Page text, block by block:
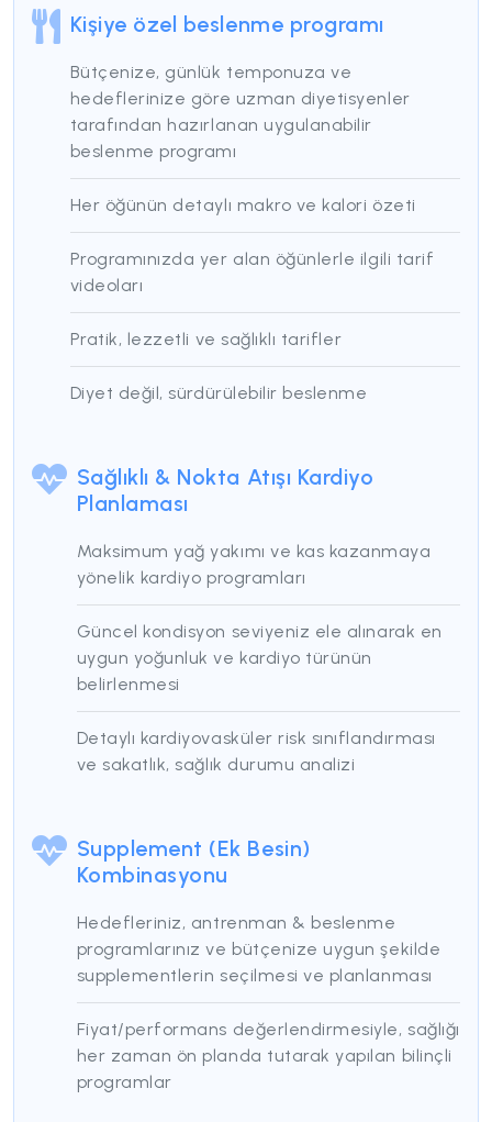
Kişiye özel beslenme programı
Bütçenize, günlük temponuza ve
hedeflerinize göre uzman diyetisyenler
tarafından hazırlanan uygulanabilir
beslenme programı
Her öğünün detaylı makro ve kalori özeti
Programınızda yer alan öğünlerle ilgili tarif
videoları
Pratik, lezzetli ve sağlıklı tarifler
Diyet değil, sürdürülebilir beslenme
Sağlıklı & Nokta Atışı Kardiyo
Planlaması
Maksimum yağ yakımı ve kas kazanmaya
yönelik kardiyo programları
Güncel kondisyon seviyeniz ele alınarak en
uygun yoğunluk ve kardiyo türünün
belirlenmesi
Detaylı kardiyovasküler risk sınıflandırması
ve sakatlık, sağlık durumu analizi
Supplement (Ek Besin)
Kombinasyonu
Hedefleriniz, antrenman & beslenme
programlarınız ve bütçenize uygun şekilde
supplementlerin seçilmesi ve planlanması
Fiyat/performans değerlendirmesiyle, sağlığı
her zaman ön planda tutarak yapılan bilinçli
programlar